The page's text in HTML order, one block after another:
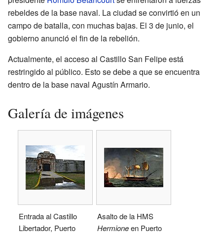
rebeldes de la base naval. La ciudad se convirtió en un
campo de batalla, con muchas bajas. El 3 de junio, el
gobierno anunció el fin de la rebelión.
Actualmente, el acceso al Castillo San Felipe está
restringido al público. Esto se debe a que se encuentra
dentro de la base naval Agustín Armario.
Galería de imágenes
Entrada al Castillo
Libertador, Puerto
Asalto de la HMS
Hermioneen Puerto